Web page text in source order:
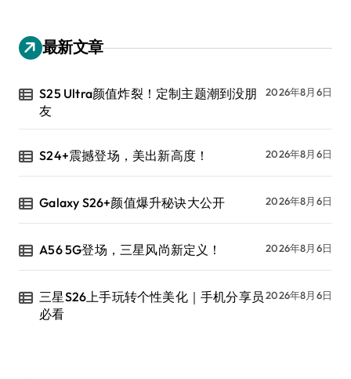
最新文章
S25 Ultra颜值炸裂！定制主题潮到没朋
友
2026年8月6日
S24+震撼登场，美出新高度！ 2026年8月6日
Galaxy S26+颜值爆升秘诀大公开 2026年8月6日
A56 5G登场，三星风尚新定义！ 2026年8月6日
三星S26上手玩转个性美化｜手机分享员
必看
2026年8月6日